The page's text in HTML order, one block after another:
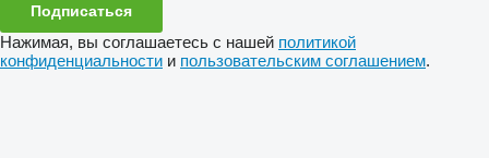
Подписаться
Нажимая, вы соглашаетесь с нашей политикой
конфиденциальности и пользовательским соглашением.